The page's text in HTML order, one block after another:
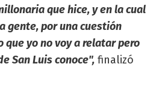
que hice, y en la cual
gente, por una cuestión
que yo no voy a relatar pero
San Luis conoce", finalizó